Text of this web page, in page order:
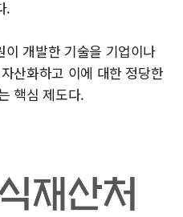
.
이 개발한 기술을 기업이나
산화하고 이에 대한 정당한
핵심 제도다.